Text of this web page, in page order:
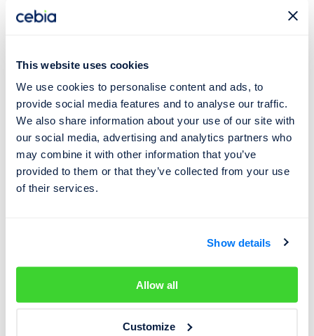
This website uses cookies
We use cookies to personalise content and ads, to
provide social media features and to analyse our traffic.
We also share information about your use of our site with
our social media, advertising and analytics partners who
may combine it with other information that you’ve
provided to them or that they’ve collected from your use
of their services.
Show details
Allow all
Customize
48.
Mercedec-Benz
49. Volkswagen Golf
268
000
-31 %
50. Peugeot 208
268
000
+13 %
51. Volkswagen
53. Nissan Almera +19 %
258